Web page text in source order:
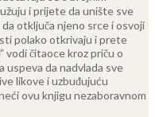
i prijete da unište sve
otključa njeno srce i osvoji
polako otkrivaju i prete
vodi čitaoce kroz priču o
uspeva da nadvlada sve
likove i uzbuđujuću
ovu knjigu nezaboravnom